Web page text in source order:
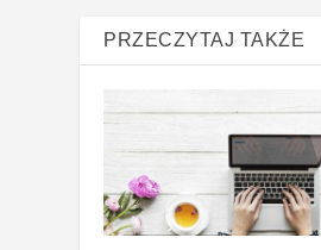
PRZECZYTAJ TAKŻE